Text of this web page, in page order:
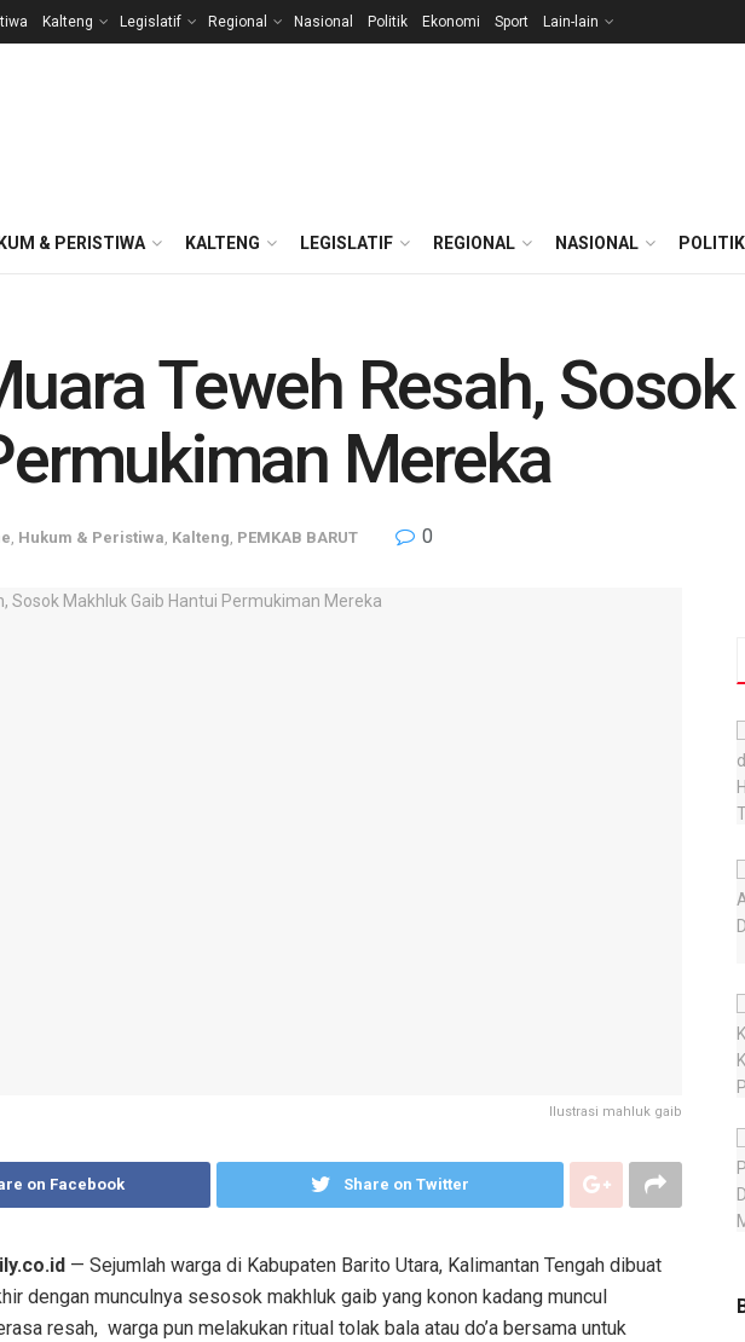
Kalteng Legislatif Regional Nasional Politik Ekonomi Sport Lain-lain
& PERISTIWA KALTENG LEGISLATIF REGIONAL NASIONAL POLITIK
Teweh Resah,
Mereka
, Hukum & Peristiwa, Kalteng, PEMKAB BARUT 0
Ilustrasi mahluk gaib
on Facebook Share on Twitter
— Sejumlah warga di Kabupaten Barito Utara, Kalimantan Tengah dibuat
dengan munculnya sesosok makhluk gaib yang konon kadang muncul
resah, warga pun melakukan ritual tolak bala atau do’a bersama untuk